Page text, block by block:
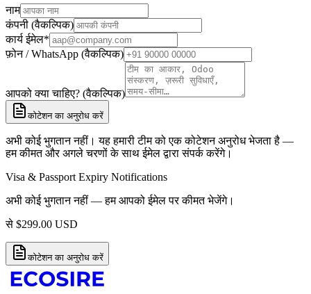
नाम
कंपनी (वैकल्पिक)
कार्य ईमेल*
फ़ोन / WhatsApp (वैकल्पिक)
आपको क्या चाहिए? (वैकल्पिक)
कोटेशन का अनुरोध करें
अभी कोई भुगतान नहीं। यह हमारी टीम को एक कोटेशन अनुरोध भेजता है —
हम कीमत और अगले चरणों के साथ ईमेल द्वारा संपर्क करेंगे।
Visa & Passport Expiry Notifications
अभी कोई भुगतान नहीं — हम आपको ईमेल पर कीमत भेजेंगे।
से $299.00 USD
कोटेशन का अनुरोध करें